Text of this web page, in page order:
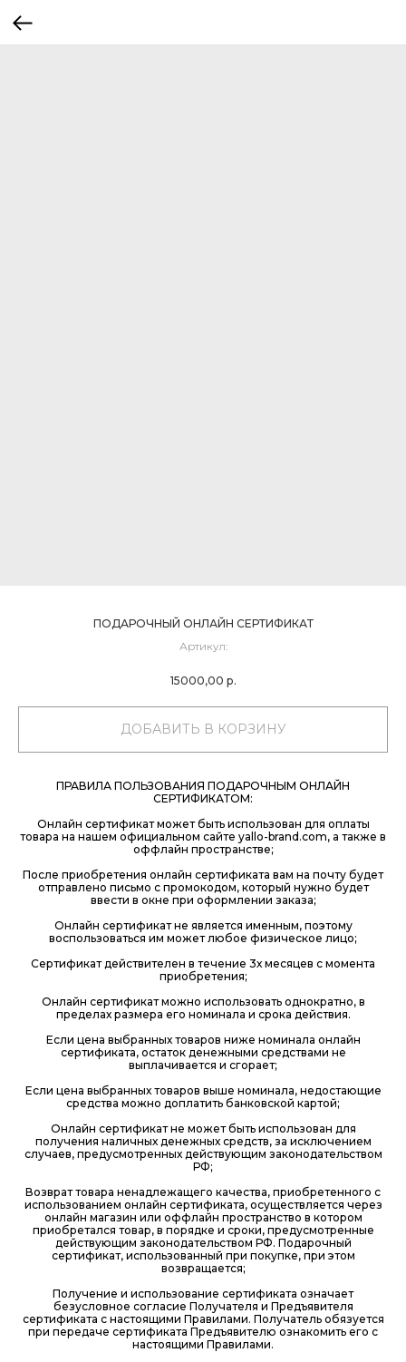
ПОДАРОЧНЫЙ ОНЛАЙН СЕРТИФИКАТ
Артикул:
15000,00 р.
ДОБАВИТЬ В КОРЗИНУ
ПРАВИЛА ПОЛЬЗОВАНИЯ ПОДАРОЧНЫМ ОНЛАЙН
СЕРТИФИКАТОМ:
Онлайн сертификат может быть использован для оплаты
товара на нашем официальном сайте yallo-brand.com, а также в
оффлайн пространстве;
После приобретения онлайн сертификата вам на почту будет
отправлено письмо с промокодом, который нужно будет
ввести в окне при оформлении заказа;
Онлайн сертификат не является именным, поэтому
воспользоваться им может любое физическое лицо;
Сертификат действителен в течение 3х месяцев с момента
приобретения;
Онлайн сертификат можно использовать однократно, в
пределах размера его номинала и срока действия.
Если цена выбранных товаров ниже номинала онлайн
сертификата, остаток денежными средствами не
выплачивается и сгорает;
Если цена выбранных товаров выше номинала, недостающие
средства можно доплатить банковской картой;
Онлайн сертификат не может быть использован для
получения наличных денежных средств, за исключением
случаев, предусмотренных действующим законодательством
РФ;
Возврат товара ненадлежащего качества, приобретенного с
использованием онлайн сертификата, осуществляется через
онлайн магазин или оффлайн пространство в котором
приобретался товар, в порядке и сроки, предусмотренные
действующим законодательством РФ. Подарочный
сертификат, использованный при покупке, при этом
возвращается;
Получение и использование сертификата означает
безусловное согласие Получателя и Предъявителя
сертификата с настоящими Правилами. Получатель обязуется
при передаче сертификата Предъявителю ознакомить его с
настоящими Правилами.